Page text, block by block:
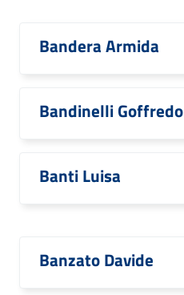
Bandera Armida
Bandinelli Goffredo
Banti Luisa
Banzato Davide